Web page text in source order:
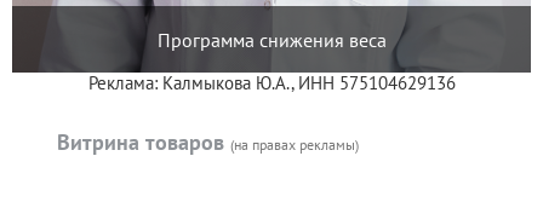
Программа снижения веса
Реклама: Калмыкова Ю.А., ИНН 575104629136
Витрина товаров (на правах рекламы)